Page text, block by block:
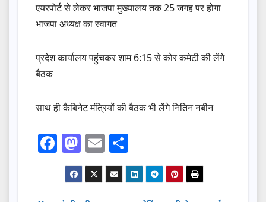
एयरपोर्ट से लेकर भाजपा मुख्यालय तक 25 जगह पर होगा
भाजपा अध्यक्ष का स्वागत
प्रदेश कार्यालय पहुंचकर शाम 6:15 से कोर कमेटी की लेंगे
बैठक
साथ ही कैबिनेट मंत्रियों की बैठक भी लेंगे नितिन नबीन
F
a
c
M
a
st
E
m
ail
h
ar